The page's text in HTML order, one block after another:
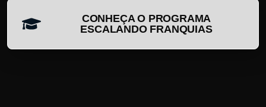
CONHEÇA O PROGRAMA
ESCALANDO FRANQUIAS